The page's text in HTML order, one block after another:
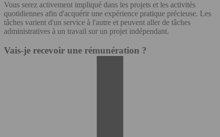
Vous serez activement impliqué dans les projets et les activités
quotidiennes afin d'acquérir une expérience pratique précieuse. Les
tâches varient d'un service à l'autre et peuvent aller de tâches
administratives à un travail sur un projet indépendant.
Vais-je recevoir une rémunération ?